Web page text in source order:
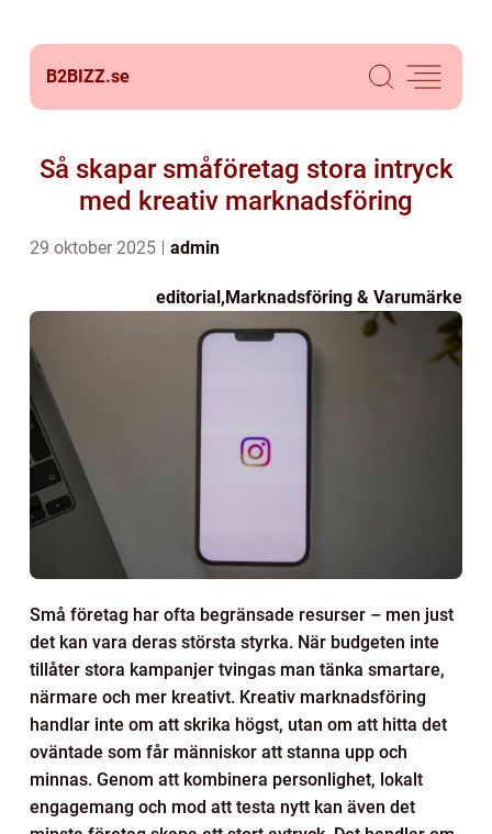
B2BIZZ.se
Så skapar småföretag stora intryck
med kreativ marknadsföring
29 oktober 2025 admin
editorial,Marknadsföring & Varumärke
Små företag har ofta begränsade resurser – men just
det kan vara deras största styrka. När budgeten inte
tillåter stora kampanjer tvingas man tänka smartare,
närmare och mer kreativt. Kreativ marknadsföring
handlar inte om att skrika högst, utan om att hitta det
oväntade som får människor att stanna upp och
minnas. Genom att kombinera personlighet, lokalt
engagemang och mod att testa nytt kan även det